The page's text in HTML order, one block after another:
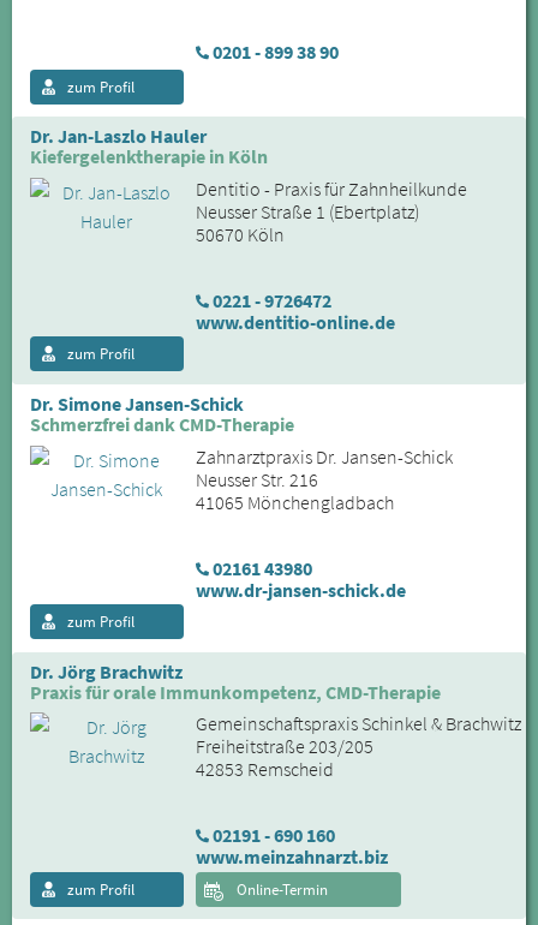
0201 - 899 38 90
zum Profil
Dr. Jan-Laszlo Hauler
Kiefergelenktherapie in Köln
Dentitio - Praxis für Zahnheilkunde
Neusser Straße 1 (Ebertplatz)
50670 Köln
0221 - 9726472
www.dentitio-online.de
zum Profil
Dr. Simone Jansen-Schick
Schmerzfrei dank CMD-Therapie
Zahnarztpraxis Dr. Jansen-Schick
Neusser Str. 216
41065 Mönchengladbach
02161 43980
www.dr-jansen-schick.de
zum Profil
Dr. Jörg Brachwitz
Praxis für orale Immunkompetenz, CMD-Therapie
Gemeinschaftspraxis Schinkel & Brachwitz
Freiheitstraße 203/205
42853 Remscheid
02191 - 690 160
www.meinzahnarzt.biz
zum Profil Online-Termin